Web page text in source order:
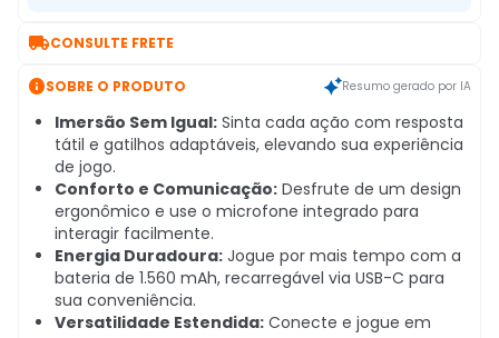
CONSULTE FRETE
SOBRE O PRODUTO Resumo gerado por IA
Imersão Sem Igual: Sinta cada ação com resposta
tátil e gatilhos adaptáveis, elevando sua experiência
de jogo.
Conforto e Comunicação: Desfrute de um design
ergonômico e use o microfone integrado para
interagir facilmente.
Energia Duradoura: Jogue por mais tempo com a
bateria de 1.560 mAh, recarregável via USB-C para
sua conveniência.
Versatilidade Estendida: Conecte e jogue em